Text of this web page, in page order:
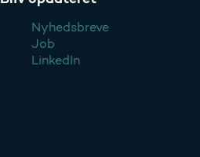
Nyhedsbreve
Job
LinkedIn